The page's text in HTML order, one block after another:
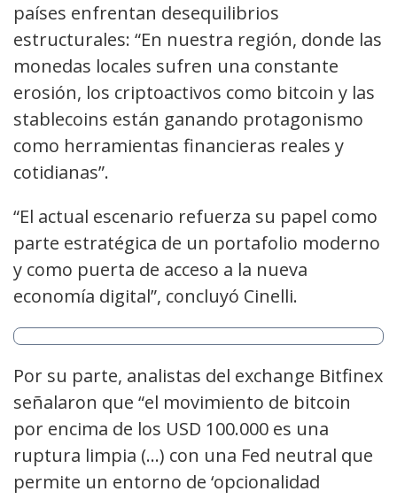
países enfrentan desequilibrios
estructurales: “En nuestra región, donde las
monedas locales sufren una constante
erosión, los criptoactivos como bitcoin y las
stablecoins están ganando protagonismo
como herramientas financieras reales y
cotidianas”.
“El actual escenario refuerza su papel como
parte estratégica de un portafolio moderno
y como puerta de acceso a la nueva
economía digital”, concluyó Cinelli.
Por su parte, analistas del exchange Bitfinex
señalaron que “el movimiento de bitcoin
por encima de los USD 100.000 es una
ruptura limpia (…) con una Fed neutral que
permite un entorno de ‘opcionalidad